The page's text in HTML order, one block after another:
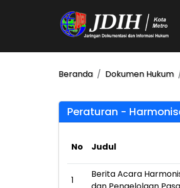
Beranda Dokumen Hukum
Peraturan -
No Judul
1
Berita Acara